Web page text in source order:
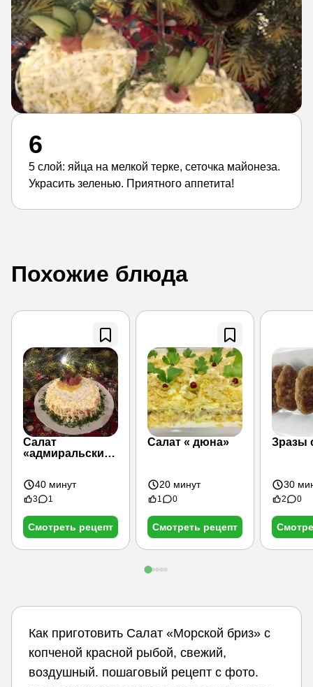
6
5 слой: яйца на мелкой терке, сеточка майонеза.
Украсить зеленью. Приятного аппетита!
Похожие блюда
Салат
«адмиральский»
40 минут
3 1
Смотреть рецепт
Салат « дюна»
20 минут
1 0
Смотреть рецепт
Зразы
30
2 0
Как приготовить Салат «Морской бриз» с
копченой красной рыбой, свежий,
воздушный. пошаговый рецепт с фото.